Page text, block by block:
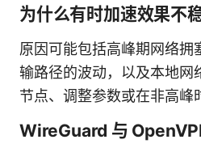
为什么有时加速效果不稳
原因可能包括高峰期网络拥
输路径的波动，以及本地网
节点、调整参数或在非高峰
WireGuard 与